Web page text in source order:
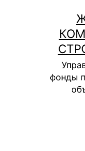
содержимому
фонды